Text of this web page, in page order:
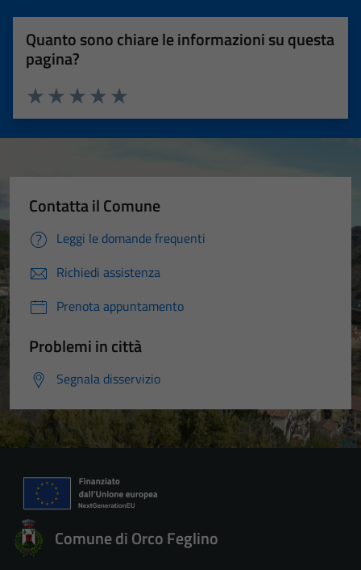
Quanto sono chiare le informazioni su questa
pagina?
Valuta 5 stelle su 5
Valuta 4 stelle su 5
Valuta 3 stelle su 5
Valuta 2 stelle su 5
Valuta 1 stelle su 5
Contatta il Comune
Leggi le domande frequenti
Richiedi assistenza
Prenota appuntamento
Problemi in città
Segnala disservizio
Comune di Orco Feglino